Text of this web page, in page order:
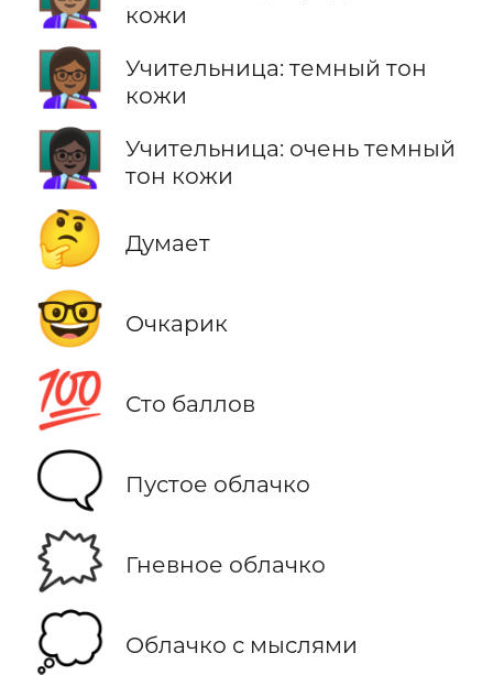
кожи
👩🏾‍🏫
Учительница: темный тон
кожи
👩🏿‍🏫
Учительница: очень темный
тон кожи
🤔 Думает
🤓 Очкарик
💯 Сто баллов
🗨️ Пустое облачко
🗯️ Гневное облачко
💭 Облачко с мыслями